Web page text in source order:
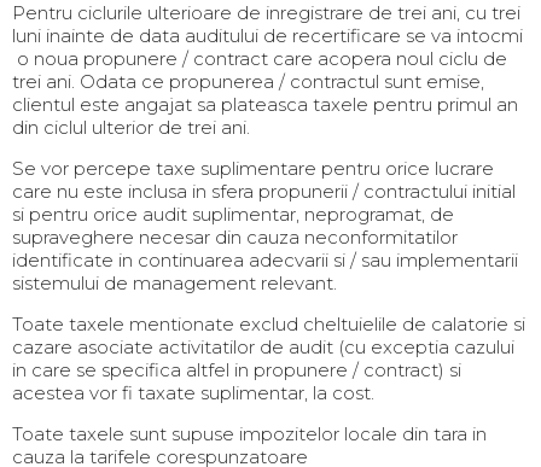
Pentru ciclurile ulterioare de inregistrare de trei ani, cu trei
luni inainte de data auditului de recertificare se va intocmi
o noua propunere / contract care acopera noul ciclu de
trei ani. Odata ce propunerea / contractul sunt emise,
clientul este angajat sa plateasca taxele pentru primul an
din ciclul ulterior de trei ani.
Se vor percepe taxe suplimentare pentru orice lucrare
care nu este inclusa in sfera propunerii / contractului initial
si pentru orice audit suplimentar, neprogramat, de
supraveghere necesar din cauza neconformitatilor
identificate in continuarea adecvarii si / sau implementarii
sistemului de management relevant.
Toate taxele mentionate exclud cheltuielile de calatorie si
cazare asociate activitatilor de audit (cu exceptia cazului
in care se specifica altfel in propunere / contract) si
acestea vor fi taxate suplimentar, la cost.
Toate taxele sunt supuse impozitelor locale din tara in
cauza la tarifele corespunzatoare